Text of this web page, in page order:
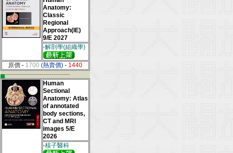
Anatomy:
Classic
Regional
Approach(IE)
9/E 2027
-解剖學(組織學)
原價 - 1700 (熱賣價) - 1440
▄--------------------------------
Human
Sectional
Anatomy: Atlas
of annotated
body sections,
CT and MRI
images 5/E
2026
-核子醫科